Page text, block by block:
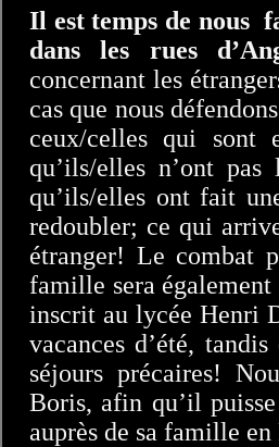
Il est temps de nous
dans les rues
concernant les
cas que nous
ceux/celles qui sont
qu’ils/elles n’ont
qu’ils/elles ont fait
redoubler; ce qui
étranger! Le combat
famille sera
inscrit au lycée Henri
vacances d’été,
séjours précaires!
Boris, afin qu’il
auprès de sa famille en